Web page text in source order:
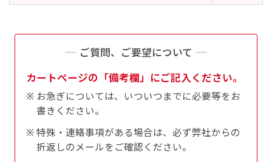
ご質問、ご要望について
カートページの「備考欄」にご記入ください。
お急ぎについては、いついつまでに必要等をお
書きください。
特殊・連絡事項がある場合は、必ず弊社からの
折返しのメールをご確認ください。
(180x30)
レギュラーのれんスリムは横幕の上部にチチを5
か所つけて疑似的にのれんのような幕をつくりま
レギュラーのれんとの違いは縦のサイズが異なり
ます。（レギュラーのれん縦50cm／レギュラー
是非！